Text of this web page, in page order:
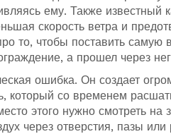
ему. Также известный
скорость ветра и
то, чтобы поставить самую
а прошел через
ошибка. Он создает
который со временем
этого нужно смотреть на
через отверстия, пазы или